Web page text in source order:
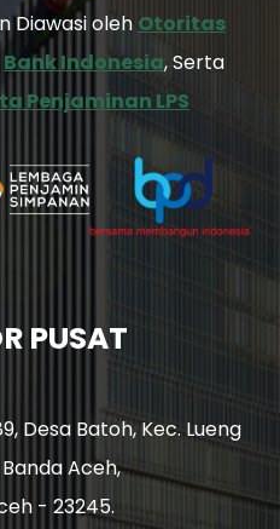
Diawasi oleh Otoritas
Bank Indonesia, Serta
Penjaminan LPS
PUSAT
Desa Batoh, Kec. Lueng
Aceh,
- 23245.